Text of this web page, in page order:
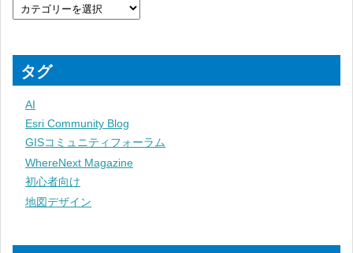
タグ
AI
Esri Community Blog
GISコミュニティフォーラム
WhereNext Magazine
初心者向け
地図デザイン